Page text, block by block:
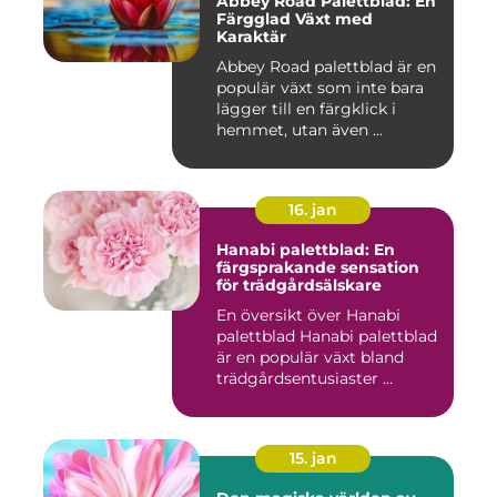
Färgglad Växt med
Karaktär
Abbey Road palettblad är en
populär växt som inte bara
lägger till en färgklick i
hemmet, utan även ...
16. jan
Hanabi palettblad: En
färgsprakande sensation
för trädgårdsälskare
En översikt över Hanabi
palettblad Hanabi palettblad
är en populär växt bland
trädgårdsentusiaster ...
15. jan